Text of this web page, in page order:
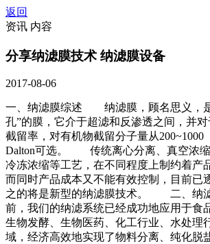
返回
资讯 内容
分享纳滤膜技术 纳滤膜设备
2017-08-06
一、纳滤膜综述 纳滤膜，顾名思义，
孔”的膜，它介于超滤和反渗透之间，并
截留率，对有机物截留分子量从200~1000
Dalton可选。 传统离心分离、真空浓缩
冷冻浓缩等工艺，在不同程度上制约着产
而同时产品成本又不能有效控制，目前已
之的将是新型的纳滤膜技术。 二、
前，我们的纳滤系统已经成功地应用于食
生物发酵、生物医药、化工行业、水处理
域，经济高效地实现了物料分离、纯化